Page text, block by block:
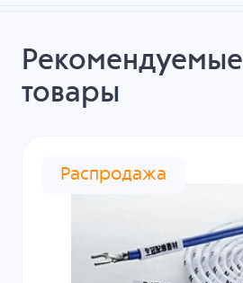
Рекомендуемые
товары
Распродажа